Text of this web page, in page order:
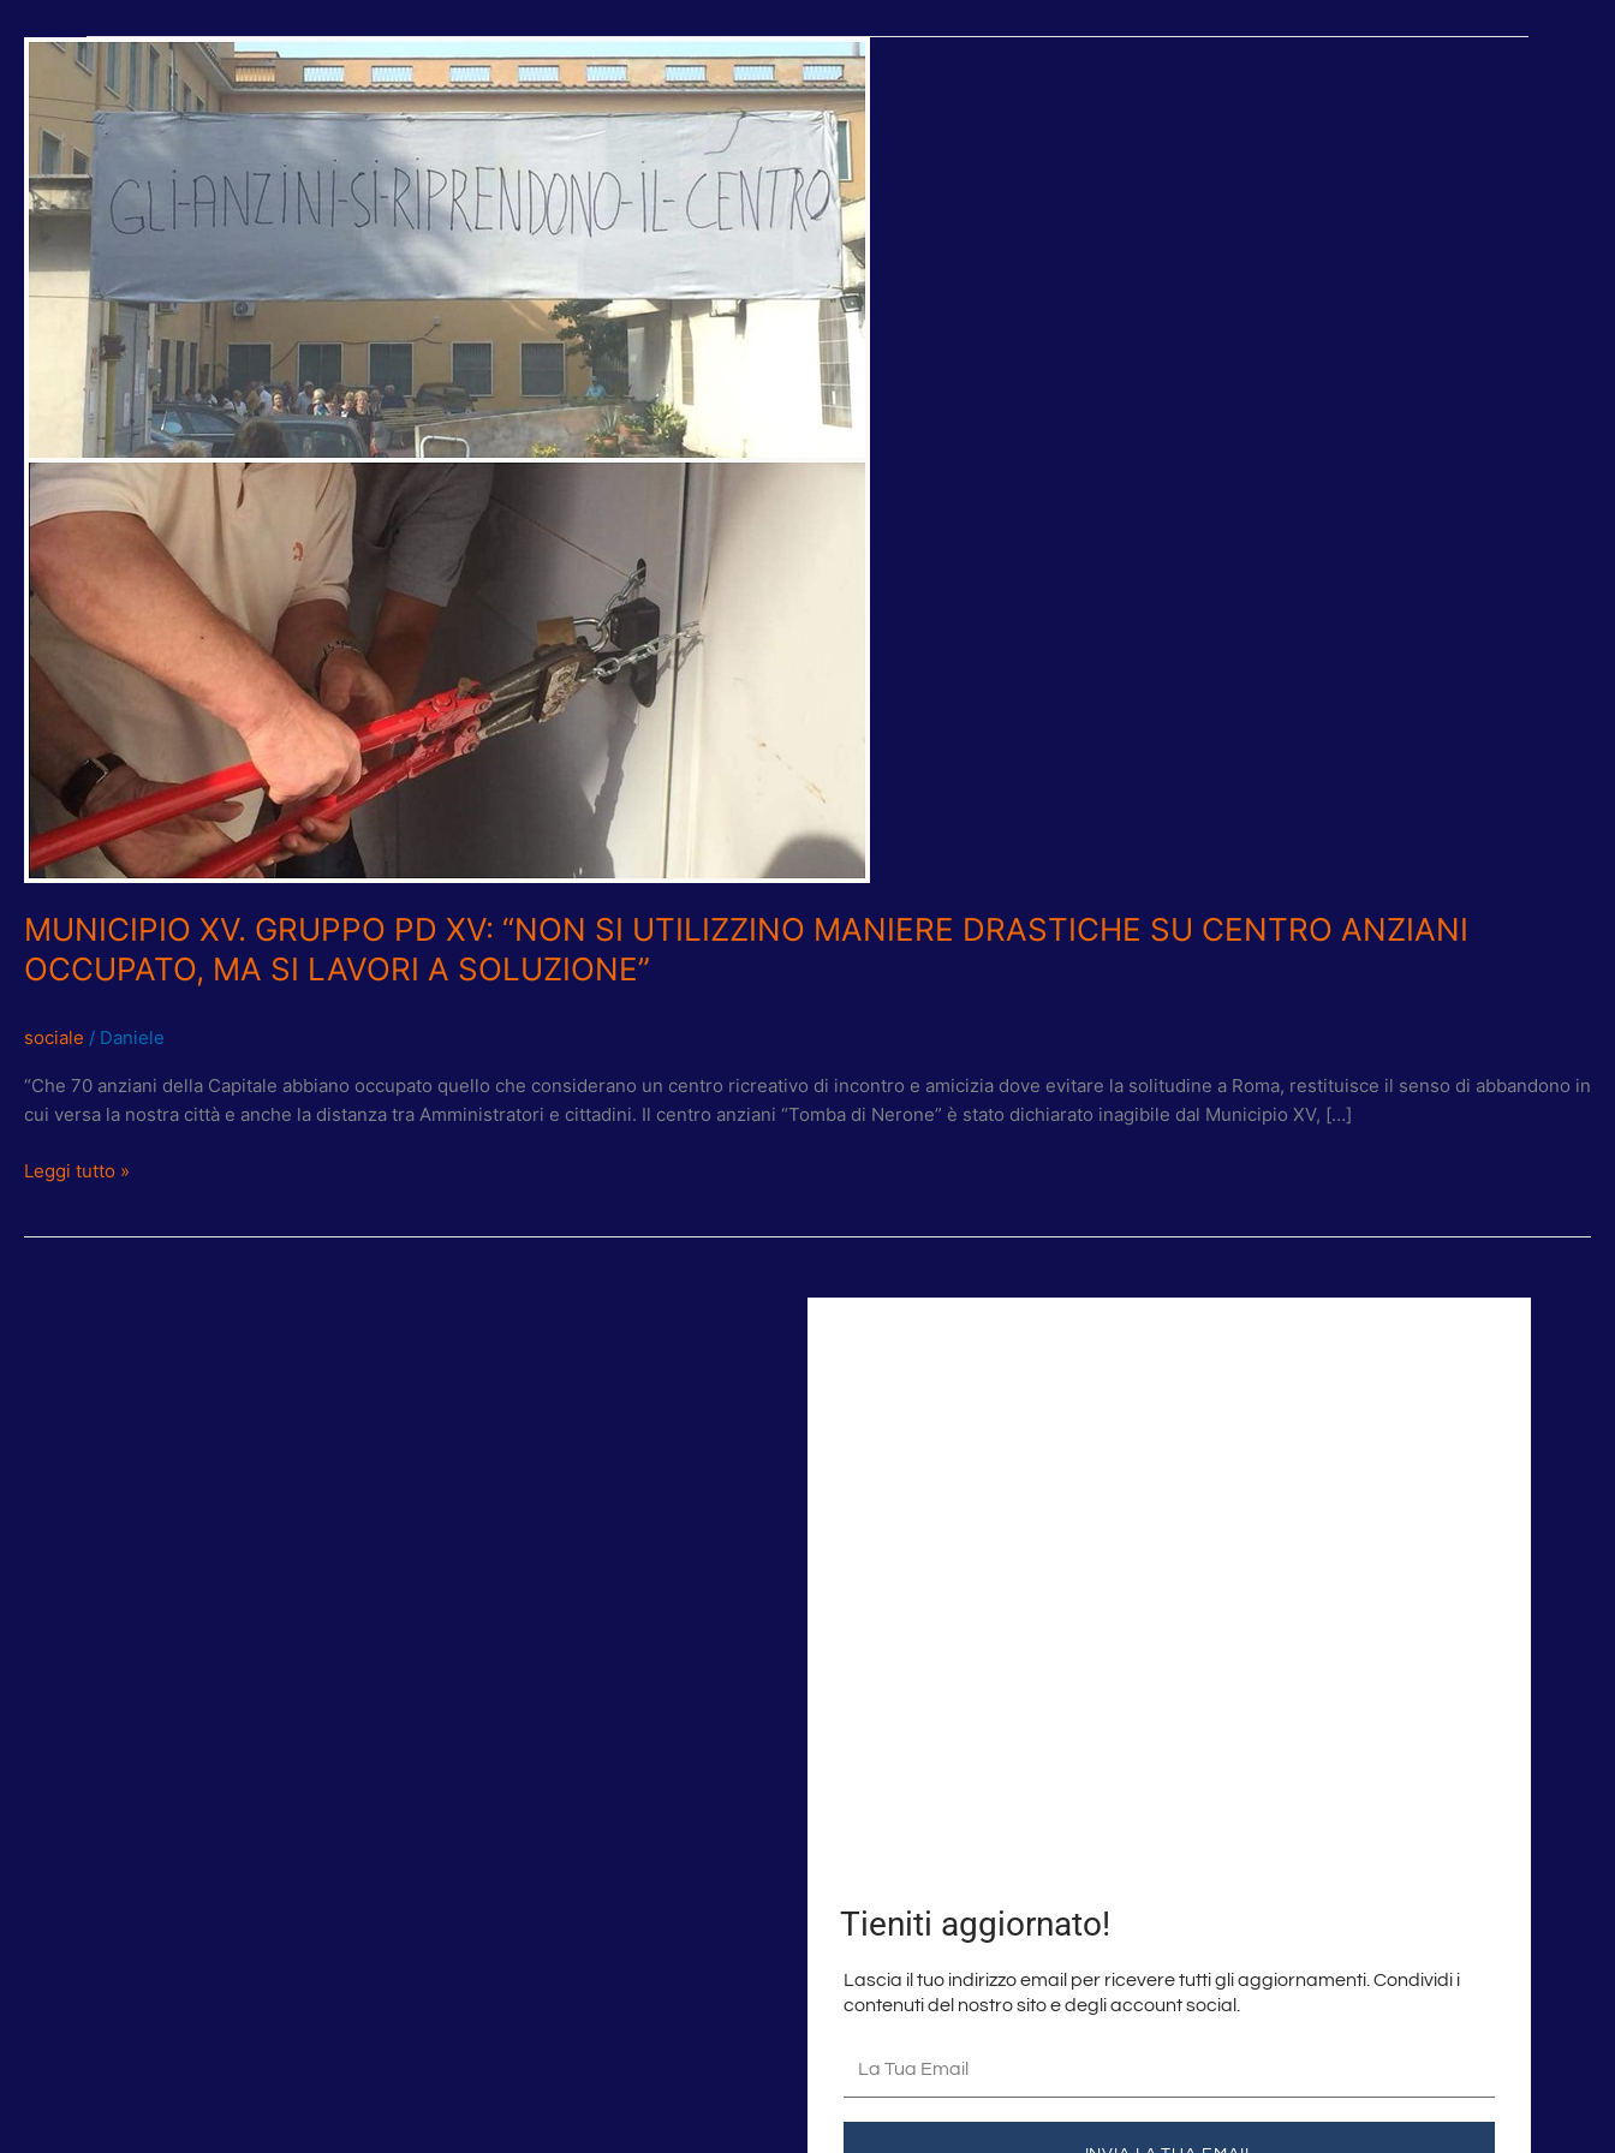
MUNICIPIO XV. GRUPPO PD XV: “NON SI UTILIZZINO MANIERE DRASTICHE SU CENTRO ANZIANI
OCCUPATO, MA SI LAVORI A SOLUZIONE”
sociale / Daniele
“Che 70 anziani della Capitale abbiano occupato quello che considerano un centro ricreativo di incontro e amicizia dove evitare la solitudine a Roma, restituisce il senso di abbandono in
cui versa la nostra città e anche la distanza tra Amministratori e cittadini. Il centro anziani “Tomba di Nerone” è stato dichiarato inagibile dal Municipio XV, […]
MUNICIPIO
GRUPPO
PD
“NON
SI
UTILIZZINO
MANIERE
DRASTICHE
CENTRO
ANZIANI
OCCUPATO,
MA
SI
LAVORI
SOLUZIONE”
Leggi tutto »
Tieniti aggiornato!
Lascia il tuo indirizzo email per ricevere tutti gli aggiornamenti. Condividi i
contenuti del nostro sito e degli account social.
tua
email